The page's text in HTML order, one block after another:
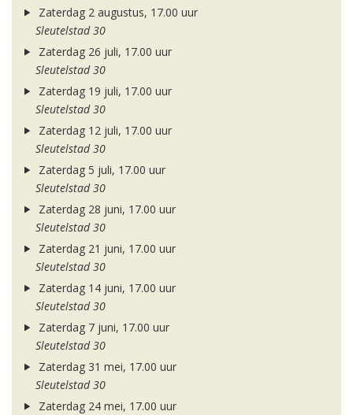
Zaterdag 2 augustus, 17.00 uur
Sleutelstad 30
Zaterdag 26 juli, 17.00 uur
Sleutelstad 30
Zaterdag 19 juli, 17.00 uur
Sleutelstad 30
Zaterdag 12 juli, 17.00 uur
Sleutelstad 30
Zaterdag 5 juli, 17.00 uur
Sleutelstad 30
Zaterdag 28 juni, 17.00 uur
Sleutelstad 30
Zaterdag 21 juni, 17.00 uur
Sleutelstad 30
Zaterdag 14 juni, 17.00 uur
Sleutelstad 30
Zaterdag 7 juni, 17.00 uur
Sleutelstad 30
Zaterdag 31 mei, 17.00 uur
Sleutelstad 30
Zaterdag 24 mei, 17.00 uur